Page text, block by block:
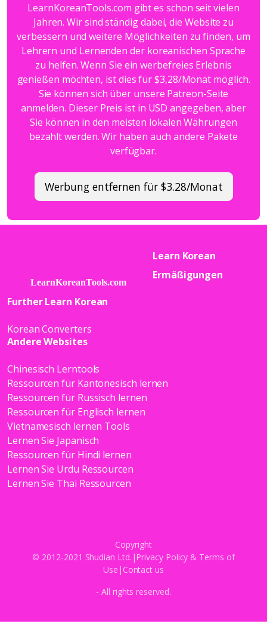
LearnKoreanTools.com gibt es schon seit vielen
Jahren. Wir sind ständig dabei, die Website zu
verbessern und weitere Möglichkeiten zu finden, um
Lehrern und Lernenden der koreanischen Sprache
zu helfen. Wenn Sie ein werbefreies Erlebnis
genießen möchten, ist dies für $3,28/Monat möglich.
Sie können sich über unsere Patreon-Seite
anmelden. Dieser Preis ist in USD angegeben, aber
Sie können in den meisten lokalen Währungen
bezahlt werden. Wir haben auch andere Pakete
verfügbar.
Werbung entfernen für $3.28/Monat
Learn Korean
Ermäßigungen
Further Learn Korean
Korean Converters
Andere Websites
Chinesisch Lerntools
Ressourcen für Kantonesisch lernen
Ressourcen für Russisch lernen
Ressourcen für Englisch lernen
Vietnamesisch lernen Tools
Lernen Sie Japanisch
Ressourcen für Hindi lernen
Lernen Sie Urdu Ressourcen
Lernen Sie Thai Ressourcen
Copyright
© 2012-2021 Shudian Ltd.|Privacy Policy & Terms of
Use | Contact us
- All rights reserved.